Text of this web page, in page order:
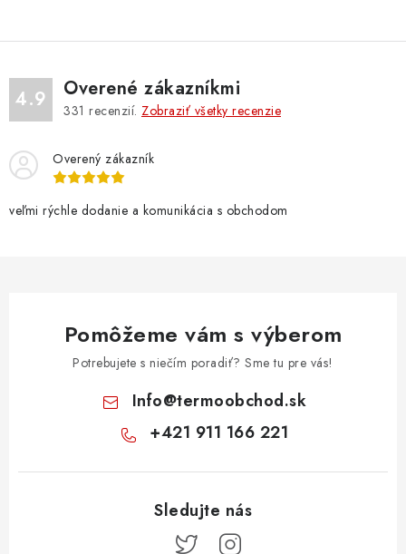
4.9 Overené zákazníkmi
331 recenzií. Zobraziť všetky recenzie
Overený zákazník
veľmi rýchle dodanie a komunikácia s obchodom
Pomôžeme vám s výberom
Potrebujete s niečím poradiť? Sme tu pre vás!
Info@termoobchod.sk
+421 911 166 221